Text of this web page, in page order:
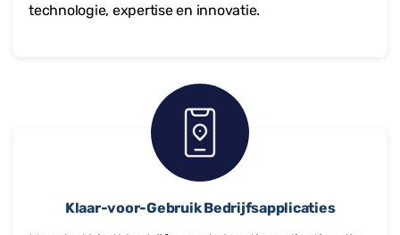
technologie, expertise en innovatie.
Klaar-voor-Gebruik Bedrijfsapplicaties